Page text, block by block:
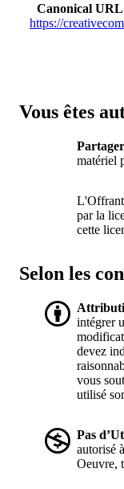
Canonical URL
https://
Vous êtes
Partager
matériel
L'Offrant
par la
cette
Selon les
intégrer
devez
vous
utilisé
Pas
autorisé
Oeuvre,